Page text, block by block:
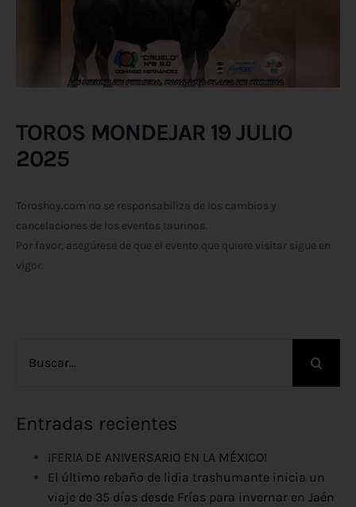
TOROS MONDEJAR 19 JULIO
2025
Toroshoy.com no se responsabiliza de los cambios y
cancelaciones de los eventos taurinos.
Por favor, asegúrese de que el evento que quiere visitar sigue en
vigor.
Entradas recientes
¡FERIA DE ANIVERSARIO EN LA MÉXICO!
El último rebaño de lidia trashumante inicia un
viaje de 35 días desde Frías para invernar en Jaén